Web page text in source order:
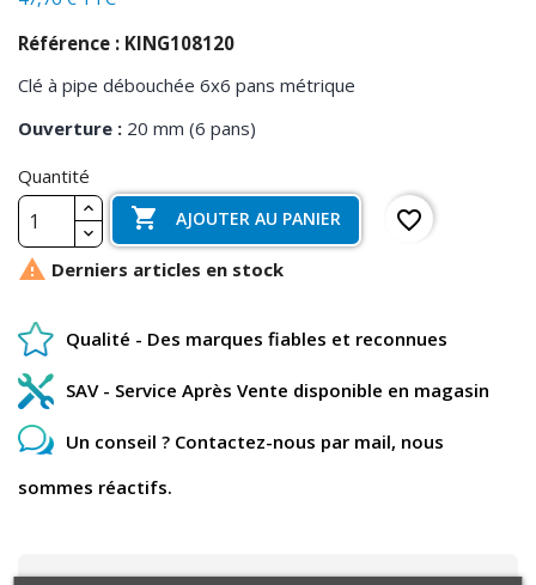
Référence : KING108120
Clé à pipe débouchée 6x6 pans métrique
Ouverture : 20 mm (6 pans)
Quantité
 AJOUTER AU PANIER
favorite_border
 Derniers articles en stock
Qualité - Des marques fiables et reconnues
SAV - Service Après Vente disponible en magasin
Un conseil ? Contactez-nous par mail, nous
sommes réactifs.